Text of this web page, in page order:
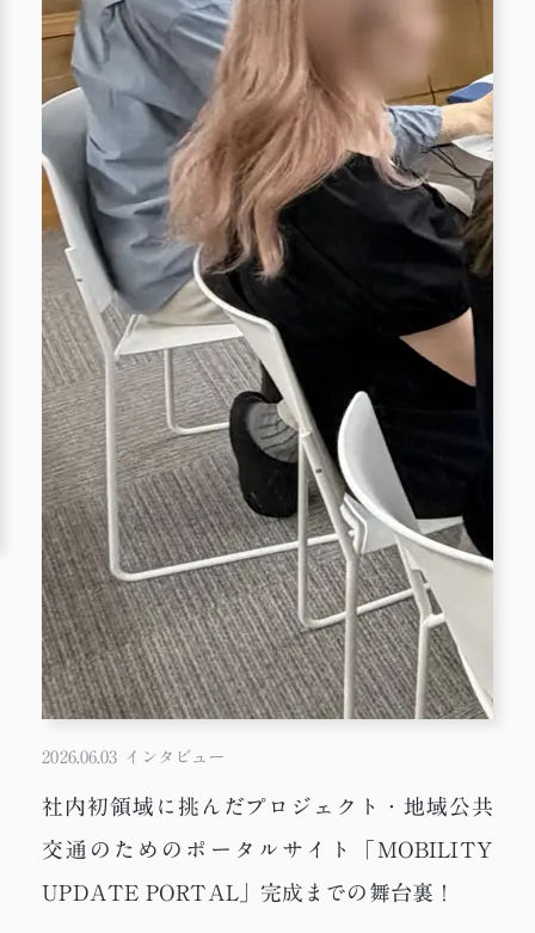
2026.06.03 インタビュー
社内初領域に挑んだプロジェクト・地域公共
交通のためのポータルサイト「MOBILITY
UPDATE PORTAL」完成までの舞台裏！